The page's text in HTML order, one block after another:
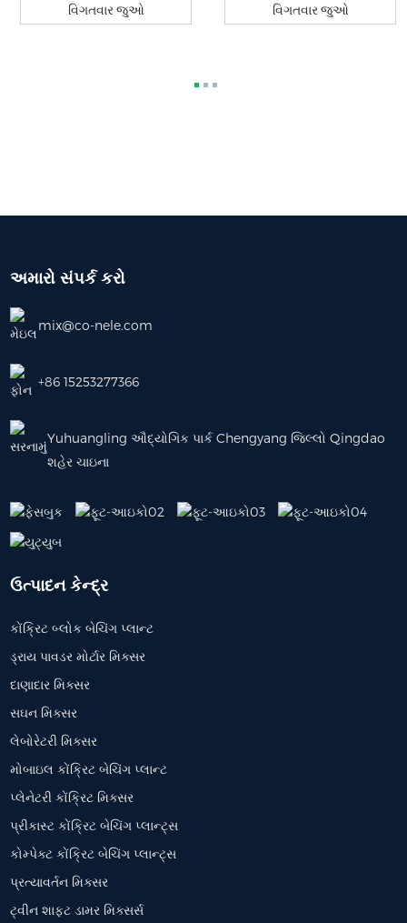
વિગતવાર જુઓ વિગતવાર જુઓ
અમારો સંપર્ક કરો
mix@co-nele.com
+86 15253277366
Yuhuangling ઔદ્યોગિક પાર્ક Chengyang જિલ્લો Qingdao
શહેર ચાઇના
ઉત્પાદન કેન્દ્ર
કોંક્રિટ બ્લોક બેચિંગ પ્લાન્ટ
ડ્રાય પાવડર મોર્ટાર મિક્સર
દાણાદાર મિક્સર
સઘન મિક્સર
લેબોરેટરી મિક્સર
મોબાઇલ કોંક્રિટ બેચિંગ પ્લાન્ટ
પ્લેનેટરી કોંક્રિટ મિક્સર
પ્રીકાસ્ટ કોંક્રિટ બેચિંગ પ્લાન્ટ્સ
કોમ્પેક્ટ કોંક્રિટ બેચિંગ પ્લાન્ટ્સ
પ્રત્યાવર્તન મિક્સર
ટ્વીન શાફ્ટ ડામર મિક્સર્સ